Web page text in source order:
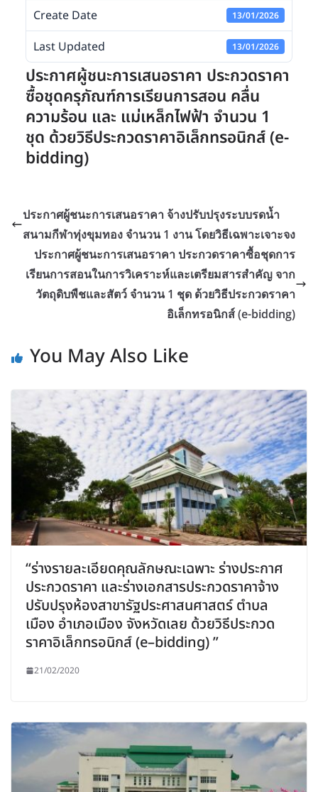
Create Date 13/01/2026
Last Updated 13/01/2026
ประกาศผู้ชนะการเสนอราคา ประกวดราคา
ซื้อชุดครุภัณฑ์การเรียนการสอน คลื่น
ความร้อน และ แม่เหล็กไฟฟ้า จำนวน 1
ชุด ด้วยวิธีประกวดราคาอิเล็กทรอนิกส์ (e-
bidding)
ประกาศผู้ชนะการเสนอราคา จ้างปรับปรุงระบบรดน้ำ
สนามกีฬาทุ่งขุมทอง จำนวน 1 งาน โดยวิธีเฉพาะเจาะจง
ประกาศผู้ชนะการเสนอราคา ประกวดราคาซื้อชุดการ
เรียนการสอนในการวิเคราะห์และเตรียมสารสำคัญ จาก
วัตถุดิบพืชและสัตว์ จำนวน 1 ชุด ด้วยวิธีประกวดราคา
อิเล็กทรอนิกส์ (e-bidding)
You May Also Like
“ร่างรายละเอียดคุณลักษณะเฉพาะ ร่างประกาศ
ประกวดราคา และร่างเอกสารประกวดราคาจ้าง
ปรับปรุงห้องสาขารัฐประศาสนศาสตร์ ตำบล
เมือง อำเภอเมือง จังหวัดเลย ด้วยวิธีประกวด
ราคาอิเล็กทรอนิกส์ (e–bidding) ”
21/02/2020